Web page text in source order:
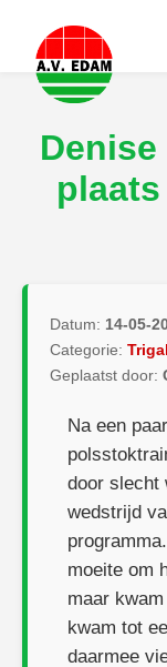
Datum: 14-05-
Categorie:
Geplaatst door:
Na een
door slecht
wedstrijd
moeite om
maar
kwam tot
daarmee